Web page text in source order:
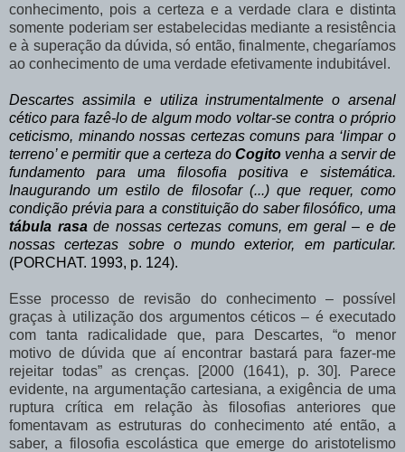
conhecimento, pois a certeza e a verdade clara e distinta
somente poderiam ser estabelecidas mediante a resistência
e à superação da dúvida, só então, finalmente, chegaríamos
ao conhecimento de uma verdade efetivamente indubitável.
Descartes assimila e utiliza instrumentalmente o arsenal
cético para fazê-lo de algum modo voltar-se contra o próprio
ceticismo, minando nossas certezas comuns para ‘limpar o
terreno’ e permitir que a certeza doCogito venha a servir de
fundamento para uma filosofia positiva e sistemática.
Inaugurando um estilo de filosofar (...) que requer, como
condição prévia para a constituição do saber filosófico, uma
tábula rasa de nossas certezas comuns, em geral – e de
nossas certezas sobre o mundo exterior, em particular.
(PORCHAT. 1993, p. 124).
Esse processo de revisão do conhecimento –
possível
graças à utilização dos argumentos céticos – é executado
com
tanta radicalidade que, para Descartes, “o
menor
motivo de dúvida que aí encontrar bastará para fazer-me
rejeitar todas” as crenças. [2000 (1641),
p. 30].
Parece
evidente, na argumentação cartesiana, a exigência de uma
ruptura crítica em relação
às filosofias anteriores que
fomentavam as estruturas do conhecimento até então, a
saber, a filosofia escolástica que emerge do aristotelismo